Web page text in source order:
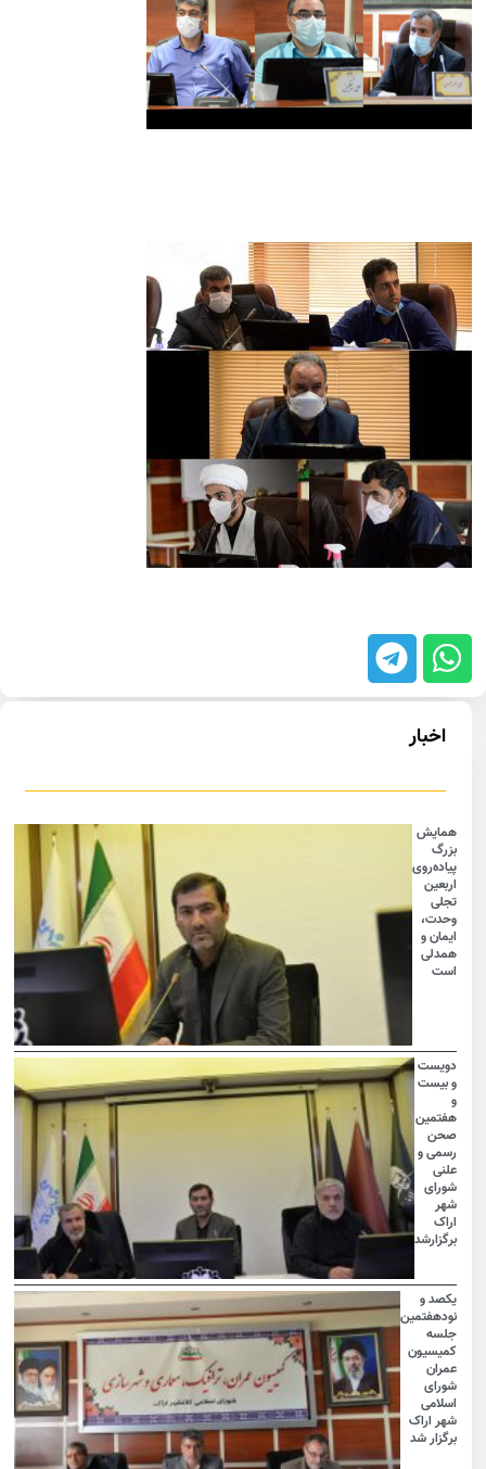
اخبار
همایش
بزرگ
پیاده‌روی
اربعین
تجلی
وحدت،
ایمان و
همدلی
است
دویست
و بیست
هفتمین
صحن
رسمی و
علنی
شورای
شهر
اراک
برگزارشد
یکصد و
نودهفتمین
جلسه
کمیسیون
عمران
شورای
اسلامی
شهر اراک
برگزار شد